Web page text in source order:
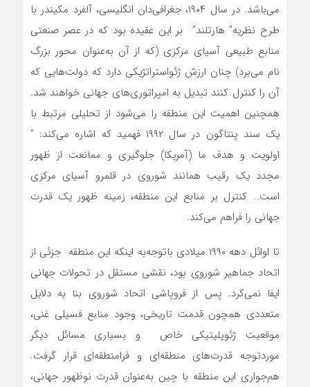
می‌باشد. در سال ۱۹۰۴، جغرافی‌دان انگلیسی، آلفرد مکیندر با
طرح نظریه” هارتلند” بر این عقیده بود که در عصر صنعتی
منابع طبیعی آسیای مرکزی (که از آن به‌عنوان محور بزرگ
نام می‌برد) چنان ارزش ژئواستراتژیکی دارد که دولت‌هایی که
آن را کنترل کنند تبدیل به امپراتوری‌های جهانی خواهند شد.
همچنین اهمیت این منطقه را می‌شود از تحلیلی مرتبط با
یک سند پنتاگون در سال ۱۹۹۲ فهمید که اشاره می‌کند: ”
اولویت و هدف ما (آمریکا) جلوگیری و ممانعت از ظهور
مجدد یک رقیب همانند شوروی در قلمرو آسیای مرکزی
است… کنترل بر منابع این منطقه، زمینه ظهور یک قدرت
جهانی را فراهم می‌کند.
تا اوائل دهه ۱۹۹۰ میلادی باتوجه‌به اینکه این منطقه جزئی از
اتحاد جماهیر شوروی بود، نقشی مستقل در تحولات جهانی
ایفا نمی‌کرد. پس از فروپاشی اتحاد شوروی بنا به دلایل
متعددی همچون قدمت تاریخی، وجود منابع فسیلی غنی،
موقعیت ژئوپلیتیکی خاص و بسیاری مسائل دیگر
موردتوجه قدرت‌های منطقه‌ای و فرامنطقه‌ای قرار گرفت.
هم‌جواری این منطقه با چین به‌عنوان قدرت نوظهور جهانی،